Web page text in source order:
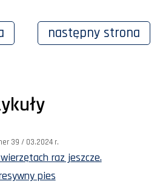
następny strona
39 / 03.2024 r.
raz jeszcze.
pies